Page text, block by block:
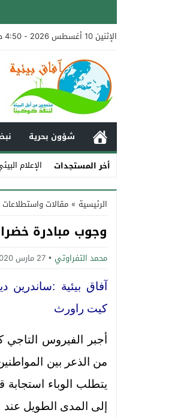
الإثنين 10 أغسطس 2026 - 4:50 صباحًا
شؤون بحرية
أخر المستجدات
الإعلام
Stop
Previous
Next
الرئيسية » مقالات واستطلاعات
وجوب مبادرة
محمد التفراوتي 27 مارس 2020
آفاق بيئية :ساندرين
كيت راورث
من الذعر بين
يتطلب الوباء
إلى المدى الطويل